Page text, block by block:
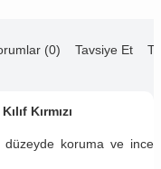
(0) Tavsiye Et
Kırmızı
koruma ve ince